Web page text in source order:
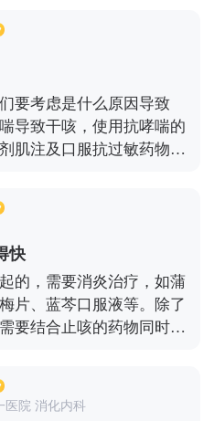
痰，并且一半的咳嗽声会
痰或呕吐出胃内容物，这
日咳，我们的治疗主要是
百日咳的首选药物是大环
罗红霉素。一般疗程不少
者也可适当使用复方新诺
能取得良好的治疗效果。
要考虑是什么原因导致
导致干咳，使用抗哮喘的
肌注及口服抗过敏药物。
利尿，扩血管。如果患者
我们积极地进行抗感染治
的咳嗽，我们应及时停用
快
的，需要消炎治疗，如蒲
片、蓝芩口服液等。除了
要结合止咳的药物同时治
于病情的恢复。
医院 消化内科